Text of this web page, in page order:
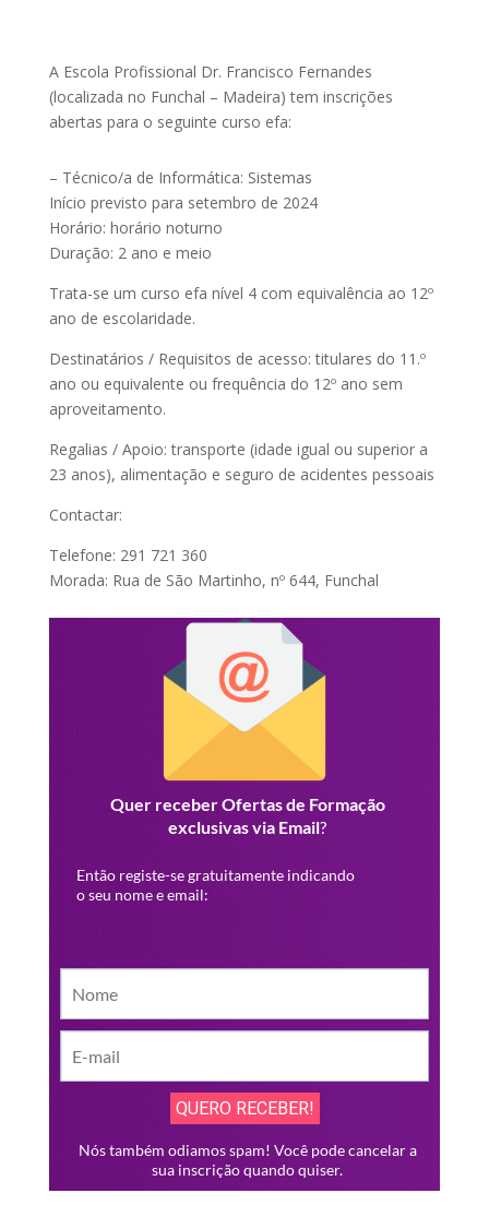
A Escola Profissional Dr. Francisco Fernandes
(localizada no Funchal – Madeira) tem inscrições
abertas para o seguinte curso efa:
– Técnico/a de Informática: Sistemas
Início previsto para setembro de 2024
Horário: horário noturno
Duração: 2 ano e meio
Trata-se um curso efa nível 4 com equivalência ao 12º
ano de escolaridade.
Destinatários / Requisitos de acesso: titulares do 11.º
ano ou equivalente ou frequência do 12º ano sem
aproveitamento.
Regalias / Apoio: transporte (idade igual ou superior a
23 anos), alimentação e seguro de acidentes pessoais
Contactar:
Telefone: 291 721 360
Morada: Rua de São Martinho, nº 644, Funchal